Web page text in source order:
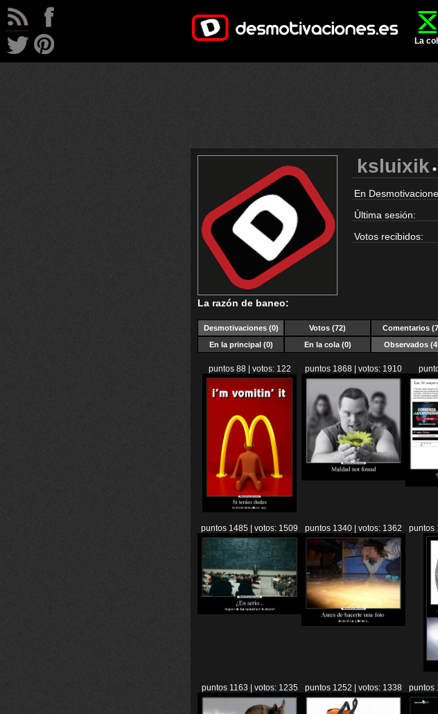
La
ksluixik
En
Última sesión:
Votos recibidos:
La razón de baneo:
Desmotivaciones(0) Votos (72) Comentarios
En la principal (0)
En la cola (0) Observados
puntos 88 | votos: 122 puntos 1868 | votos: 1910
puntos 1485 | votos: 1509 puntos 1340 | votos: 1362 puntos
puntos 1163 | votos: 1235 puntos 1252 | votos: 1338 puntos